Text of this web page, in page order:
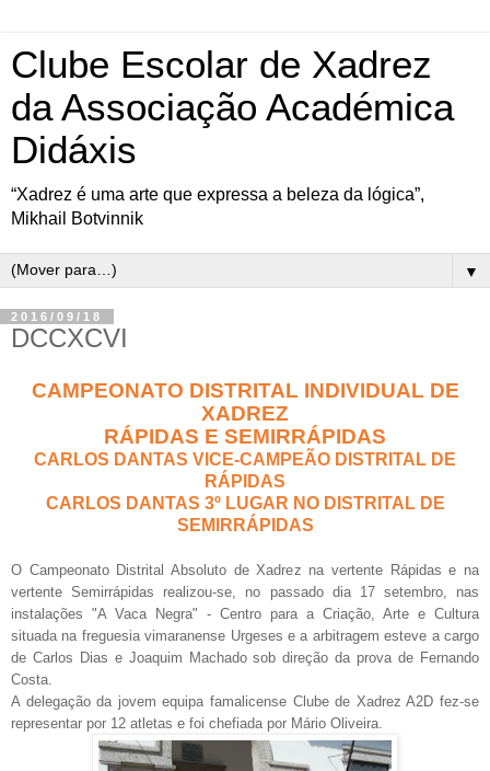
Clube Escolar de Xadrez
da Associação Académica
Didáxis
“Xadrez é uma arte que expressa a beleza da lógica”,
Mikhail Botvinnik
▼
2016/09/18
DCCXCVI
CAMPEONATO DISTRITAL INDIVIDUAL DE
XADREZ
RÁPIDAS E SEMIRRÁPIDAS
CARLOS DANTAS VICE-CAMPEÃO DISTRITAL DE
RÁPIDAS
CARLOS DANTAS 3º LUGAR NO DISTRITAL DE
SEMIRRÁPIDAS
O Campeonato Distrital Absoluto de Xadrez na vertente Rápidas e na
vertente Semirrápidas realizou-se, no passado dia 17 setembro, nas
instalações "A Vaca Negra" - Centro para a Criação, Arte e Cultura
situada na freguesia vimaranense Urgeses e a arbitragem esteve a cargo
de Carlos Dias e Joaquim Machado sob direção da prova de Fernando
Costa.
A delegação da jovem equipa famalicense Clube de Xadrez A2D fez-se
representar por 12 atletas e foi chefiada por Mário Oliveira.